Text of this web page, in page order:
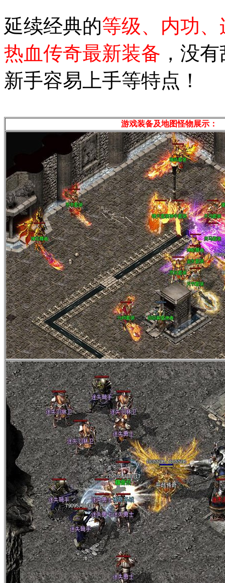
延续经典的等级、内功
热血传奇最新装备 ，没
新手容易上手等特点！
游戏装备及地图怪物展示：